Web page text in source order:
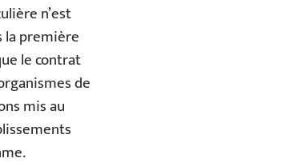
n’est
la première
le contrat
de
mis au